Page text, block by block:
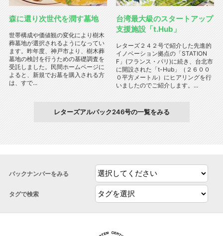
森に還り次世代を潤す墓地
世帯構成や価値観の変化により樹木
葬墓地が選択されるようになってい
ます。昨年度、神戸市より、樹木葬
墓地の検討を行うための基礎調査を
受託しました。民間ホームページに
よると、新規でお墓を購入される方
は、すで...
台湾最大級のスタートアップ
支援施設「t.Hub」
レターズ２４２号で紹介した先進的
イノベーション拠点の「STATION
F」(フランス・パリ)に続き、台北市
に開設された「t-Hub」（２６００
０平方メートル）にヒアリングを行
いましたのでご紹介します。...
レターズアルパック246号の一覧をみる
バックナンバーをみる
タグで検索